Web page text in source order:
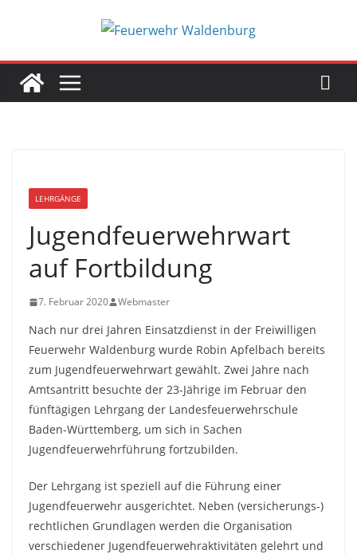
LEHRGÄNGE
Jugendfeuerwehrwart
auf Fortbildung
7. Februar 2020 Webmaster
Nach nur drei Jahren Einsatzdienst in der Freiwilligen
Feuerwehr Waldenburg wurde Robin Apfelbach bereits
zum Jugendfeuerwehrwart gewählt. Zwei Jahre nach
Amtsantritt besuchte der 23-Jährige im Februar den
fünftägigen Lehrgang der Landesfeuerwehrschule
Baden-Württemberg, um sich in Sachen
Jugendfeuerwehrführung fortzubilden.
Der Lehrgang ist speziell auf die Führung einer
Jugendfeuerwehr ausgerichtet. Neben (versicherungs-)
rechtlichen Grundlagen werden die Organisation
verschiedener Jugendfeuerwehraktivitäten gelehrt und